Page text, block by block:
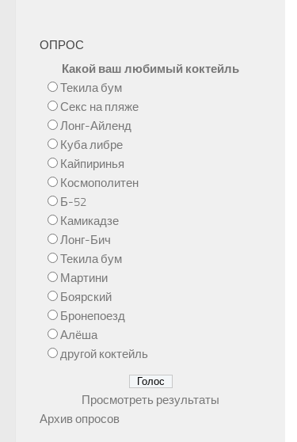
ОПРОС
Какой ваш любимый коктейль
Текила бум
Секс на пляже
Лонг-Айленд
Куба либре
Кайпиринья
Космополитен
Б-52
Камикадзе
Лонг-Бич
Текила бум
Мартини
Боярский
Бронепоезд
Алёша
другой коктейль
Просмотреть результаты
Архив опросов